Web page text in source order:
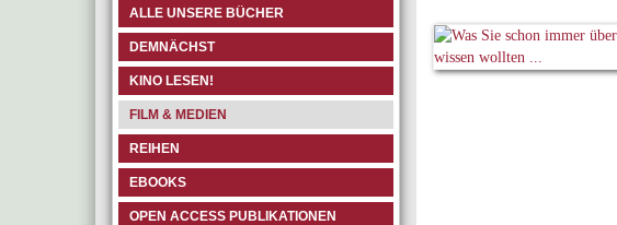
ALLE UNSERE BÜCHER
DEMNÄCHST
KINO LESEN!
FILM & MEDIEN
REIHEN
EBOOKS
OPEN ACCESS PUBLIKATIONEN